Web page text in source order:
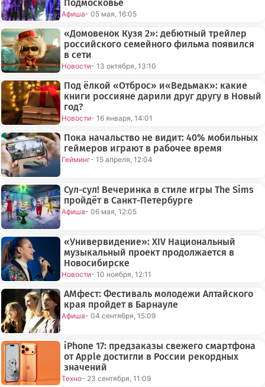
Подмосковье
Афиша- 05 мая, 16:05
«Домовенок Кузя 2»: дебютный трейлер
российского семейного фильма появился
в сети
Новости- 13 октября, 13:10
Под ёлкой «Отброс» и«Ведьмак»: какие
книги россияне дарили друг другу в Новый
год?
Новости- 16 января, 14:01
Пока начальство не видит: 40% мобильных
геймеров играют в рабочее время
Гейминг- 15 апреля, 12:04
Сул-сул! Вечеринка в стиле игры The Sims
пройдёт в Санкт-Петербурге
Афиша- 06 мая, 12:05
«Универвидение»: XIV Национальный
музыкальный проект продолжается в
Новосибирске
Новости- 10 ноября, 12:11
АМфест: Фестиваль молодежи Алтайского
края пройдет в Барнауле
Афиша- 04 сентября, 15:09
iPhone 17: предзаказы свежего смартфона
от Apple достигли в России рекордных
значений
Техно- 23 сентября, 11:09